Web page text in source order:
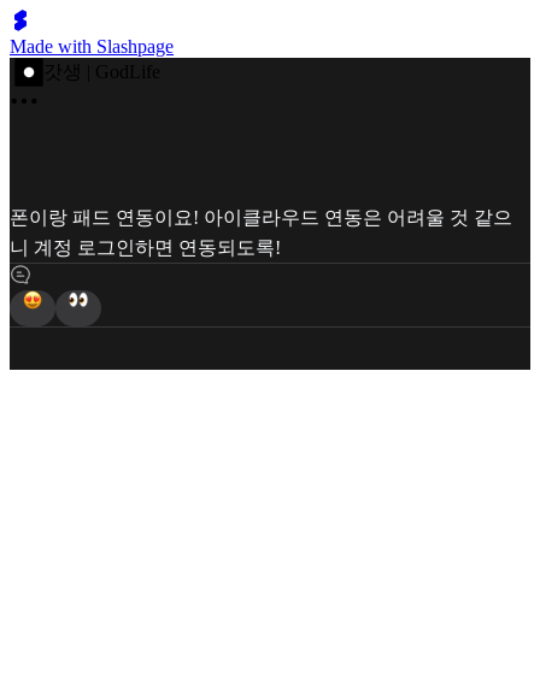
Made with Slashpage
갓생 | GodLife
폰이랑 패드 연동이요! 아이클라우드 연동은 어려울 것 같으
니 계정 로그인하면 연동되도록!